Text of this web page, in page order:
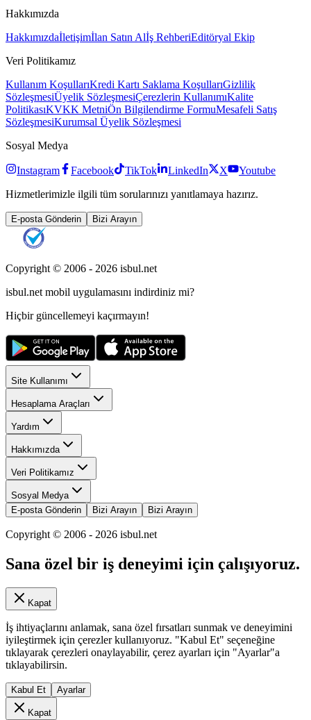
Hakkımızda
Hakkımızdaİletişimİlan Satın Alİş RehberiEditöryal Ekip
Veri Politikamız
Kullanım KoşullarıKredi Kartı Saklama KoşullarıGizlilik
SözleşmesiÜyelik SözleşmesiÇerezlerin KullanımıKalite
PolitikasıKVKK MetniÖn Bilgilendirme FormuMesafeli Satış
SözleşmesiKurumsal Üyelik Sözleşmesi
Sosyal Medya
Instagram Facebook TikTok LinkedIn X
Youtube
Hizmetlerimizle ilgili tüm sorularınızı yanıtlamaya hazırız.
E-posta Gönderin Bizi Arayın
Copyright © 2006 - 2026 isbul.net
isbul.net mobil uygulamasını indirdiniz mi?
Hiçbir güncellemeyi kaçırmayın!
Site Kullanımı
Hesaplama Araçları
Yardım
Hakkımızda
Veri Politikamız
Sosyal Medya
E-posta Gönderin
Bizi Arayın Bizi Arayın
Copyright © 2006 - 2026 isbul.net
Sana özel bir iş deneyimi için çalışıyoruz.
Kapat
İş ihtiyaçlarını anlamak, sana özel fırsatları sunmak ve deneyimini
iyileştirmek için çerezler kullanıyoruz. "Kabul Et" seçeneğine
tıklayarak çerezleri onaylayabilir, çerez ayarları için "Ayarlar"a
tıklayabilirsin.
Kabul Et Ayarlar
Kapat